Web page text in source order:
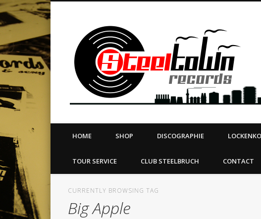
LABEL | MERCH | PRINT | DIY | FANZINE | TOURSERVICE | BOOKING
VimeoDribble LinkedIn
HOME SHOP DISCOGRAPHIE
TOUR SERVICE CLUB STEELBRUCH CONTACT
CURRENTLY BROWSING TAG
Big Apple